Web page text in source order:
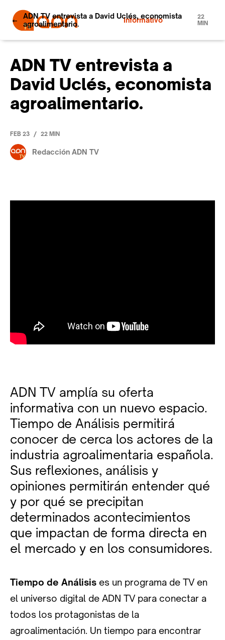
Informativo
ADN TV entrevista a David Uclés, economista
agroalimentario.
22
MIN
ADN TV entrevista a
David Uclés, economista
agroalimentario.
FEB 23 / 22 MIN
Redacción ADN TV
ADN TV amplía su oferta
informativa con un nuevo espacio.
Tiempo de Análisis permitirá
conocer de cerca los actores de la
industria agroalimentaria española.
Sus reflexiones, análisis y
opiniones permitirán entender qué
y por qué se precipitan
determinados acontecimientos
que impactan de forma directa en
el mercado y en los consumidores.
Tiempo de Análisis es un programa de TV en
el universo digital de ADN TV para conectar a
todos los protagonistas de la
agroalimentación. Un tiempo para encontrar